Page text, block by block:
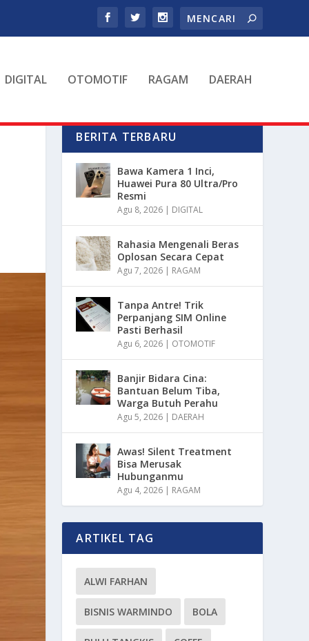
DIGITAL OTOMOTIF RAGAM DAERAH
BERITA TERBARU
Bawa Kamera 1 Inci,
Huawei Pura 80 Ultra/Pro
Resmi
Agu 8, 2026 | DIGITAL
Rahasia Mengenali Beras
Oplosan Secara Cepat
Agu 7, 2026 | RAGAM
Tanpa Antre! Trik
Perpanjang SIM Online
Pasti Berhasil
Agu 6, 2026 | OTOMOTIF
Banjir Bidara Cina:
Bantuan Belum Tiba,
Warga Butuh Perahu
Agu 5, 2026 | DAERAH
Awas! Silent Treatment
Bisa Merusak
Hubunganmu
Agu 4, 2026 | RAGAM
ARTIKEL TAG
ALWI FARHAN
BISNIS WARMINDO BOLA